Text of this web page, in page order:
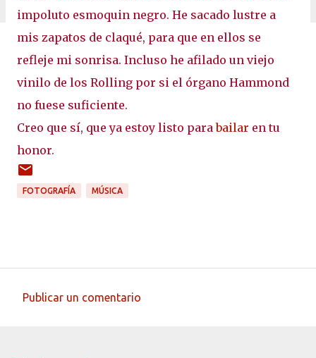
impoluto esmoquin negro. He sacado lustre a
mis zapatos de claqué, para que en ellos se
refleje mi sonrisa. Incluso he afilado un viejo
vinilo de los Rolling por si el órgano Hammond
no fuese suficiente.
Creo que sí, que ya estoy listo parabailar en tu
honor.
FOTOGRAFÍA MÚSICA
Publicar un comentario